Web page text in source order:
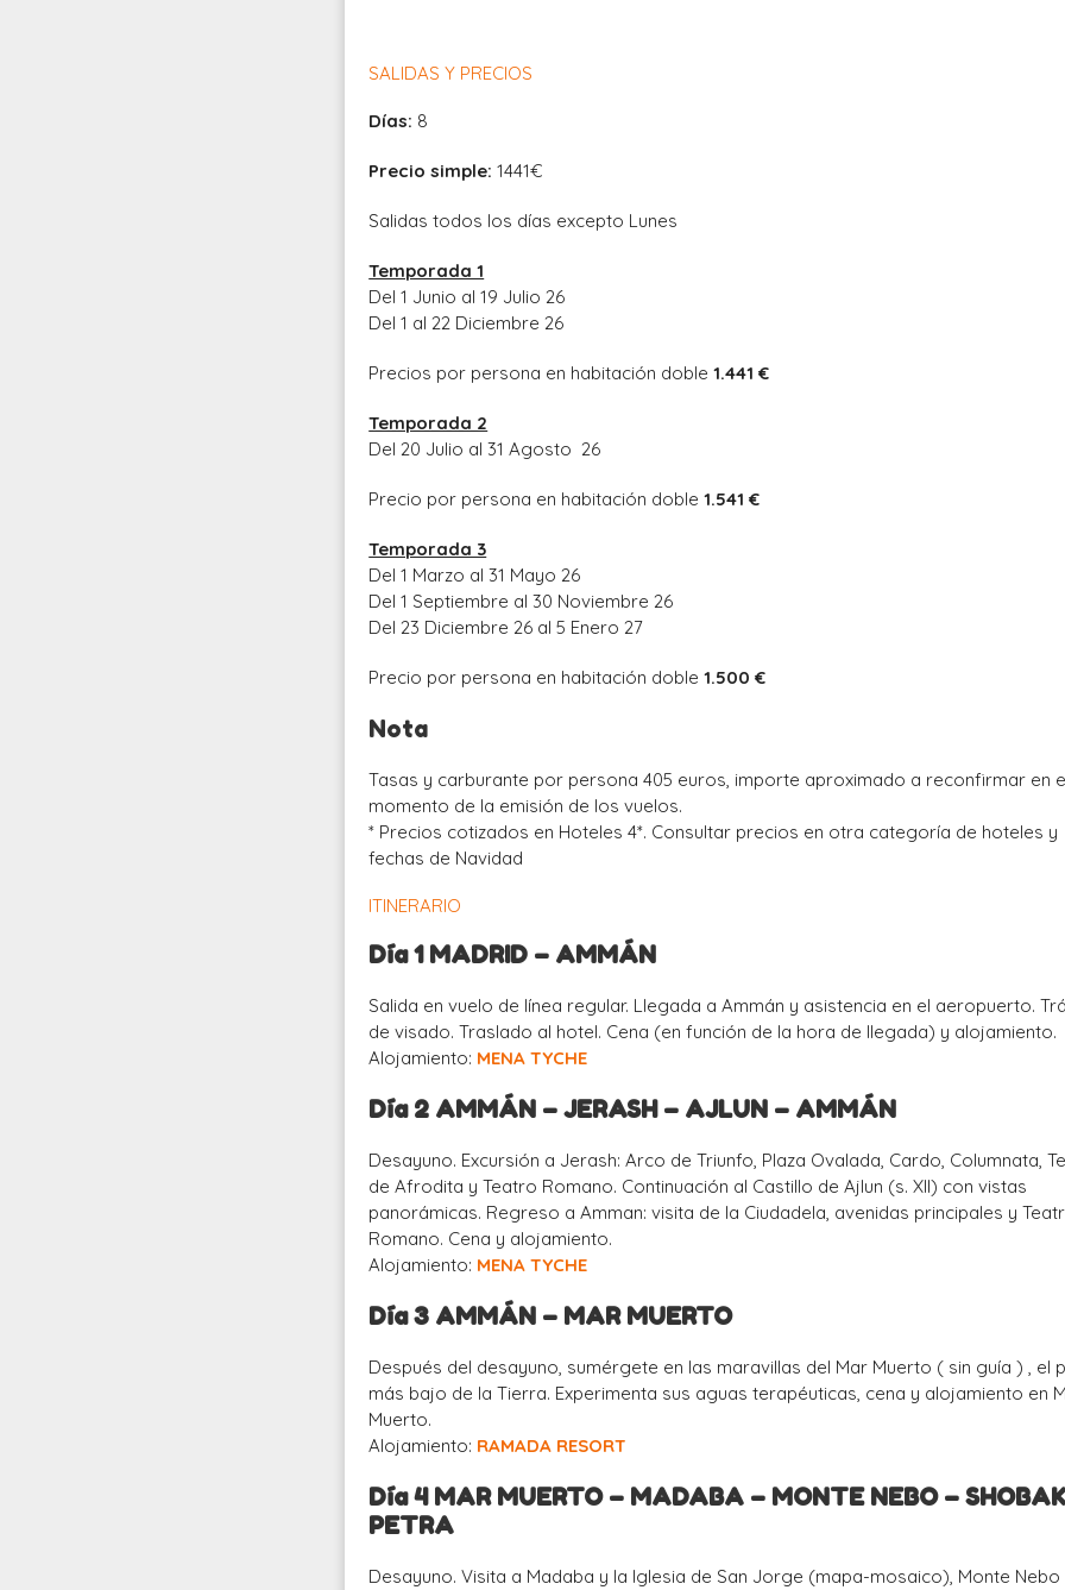
SALIDAS Y PRECIOS
Días: 8
Precio simple: 1441€
Salidas todos los días excepto Lunes
Temporada 1
Del 1 Junio al 19 Julio 26
Del 1 al 22 Diciembre 26
Precios por persona en habitación doble1.441 €
Temporada 2
Del 20 Julio al 31 Agosto 26
Precio por persona en habitación doble1.541 €
Temporada 3
Del 1 Marzo al 31 Mayo 26
Del 1 Septiembre al 30 Noviembre 26
Del 23 Diciembre 26 al 5 Enero 27
Precio por persona en habitación doble1.500 €
Nota
Tasas y carburante por persona 405 euros, importe aproximado a reconfirmar en
momento de la emisión de los vuelos.
* Precios cotizados en Hoteles 4*. Consultar precios en otra categoría de hoteles y
fechas de Navidad
ITINERARIO
Día 1 MADRID – AMMÁN
Salida en vuelo de línea regular. Llegada a Ammán y asistencia en el aeropuerto.
de visado. Traslado al hotel. Cena (en función de la hora de llegada) y alojamiento.
Alojamiento: MENA TYCHE
Día 2 AMMÁN – JERASH – AJLUN – AMMÁN
Desayuno. Excursión a Jerash: Arco de Triunfo, Plaza Ovalada, Cardo, Columnata,
de Afrodita y Teatro Romano. Continuación al Castillo de Ajlun (s. XII) con vistas
panorámicas. Regreso a Amman: visita de la Ciudadela, avenidas principales y
Romano. Cena y alojamiento.
Alojamiento: MENA TYCHE
Día 3 AMMÁN – MAR MUERTO
Después del desayuno, sumérgete en las maravillas del Mar Muerto ( sin guía ) , el
más bajo de la Tierra. Experimenta sus aguas terapéuticas, cena y alojamiento en
Muerto.
Alojamiento: RAMADA RESORT
Día 4 MAR MUERTO – MADABA – MONTE NEBO –
PETRA
Desayuno. Visita a Madaba y la Iglesia de San Jorge (mapa-mosaico), Monte Nebo